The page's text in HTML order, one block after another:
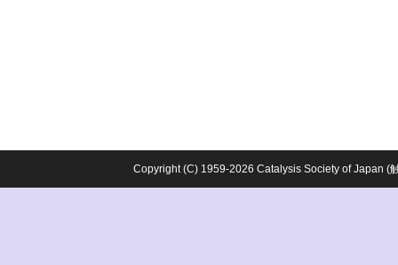
Copyright (C) 1959-2026 Catalysis Society of Japan (